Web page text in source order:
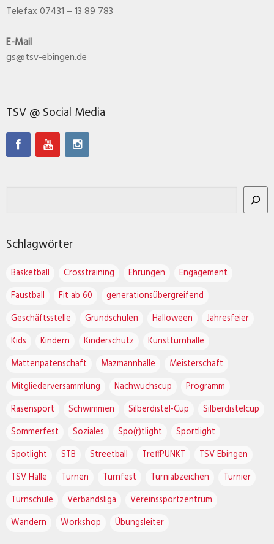
Telefax 07431 – 13 89 783
E-Mail
gs@tsv-ebingen.de
TSV @ Social Media
Schlagwörter
Basketball Crosstraining Ehrungen
Engagement
Faustball
Fit ab 60
generationsübergreifend
Geschäftsstelle
Grundschulen Halloween
Jahresfeier
Kids
Kindern Kinderschutz
Kunstturnhalle
Mattenpatenschaft
Mazmannhalle
Meisterschaft
Mitgliederversammlung
Nachwuchscup
Programm
Rasensport
Schwimmen Silberdistel-Cup
Silberdistelcup
Sommerfest
Soziales Spo(r)tlight
Sportlight
Spotlight
STB Streetball TreffPUNKT
TSV Ebingen
TSV Halle
Turnen Turnfest Turniabzeichen
Turnier
Turnschule
Verbandsliga
Vereinssportzentrum
Wandern
Workshop Übungsleiter